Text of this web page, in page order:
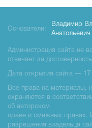
Основатели:
Владимир
Администрация сайта не
отвечает за
Дата открытия сайта — 17
Все права на материалы,
охраняются в
об авторском
праве и смежных правах.
разрешения владельца